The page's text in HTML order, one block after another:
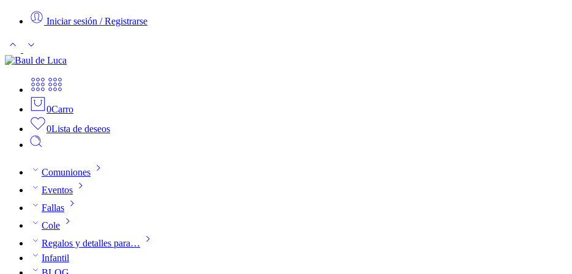
Iniciar sesión / Registrarse
0Carro
0Lista de deseos
Comuniones
Eventos
Fallas
Cole
Regalos y detalles para…
Infantil